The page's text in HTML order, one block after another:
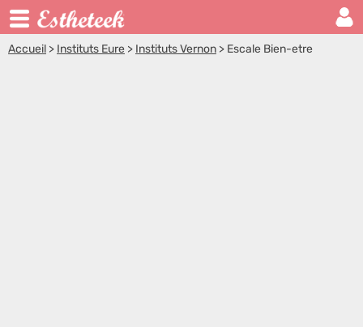
Accueil > Instituts Eure > Instituts Vernon > Escale Bien-etre